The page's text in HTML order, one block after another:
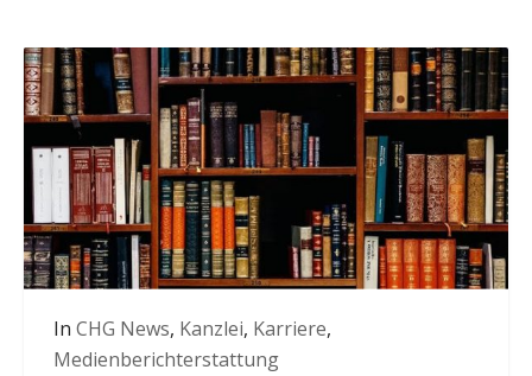
In CHG News, Kanzlei, Karriere,
Medienberichterstattung